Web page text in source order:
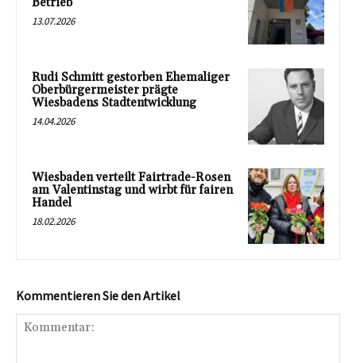
13.07.2026
Rudi Schmitt gestorben Ehemaliger
Oberbürgermeister prägte
Wiesbadens Stadtentwicklung
14.04.2026
Wiesbaden verteilt Fairtrade-Rosen
am Valentinstag und wirbt für fairen
Handel
18.02.2026
Kommentieren Sie den Artikel